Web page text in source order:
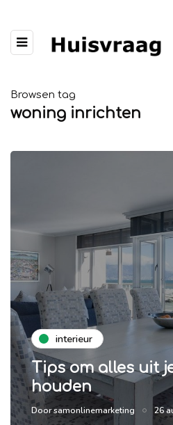
Browsen tag
woning inrichten
interieur
Tips om alles uit
houden
Doorsamonlinemarketing
26